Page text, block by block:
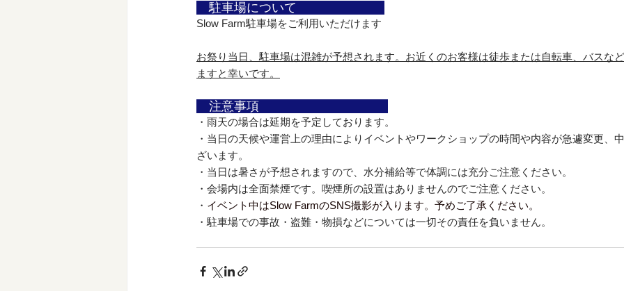
駐車場について
Slow Farm駐車場をご利用いただけます
お祭り当日、駐車場は混雑が予想されます。お近くのお客様は徒歩または自転車、バスな
ますと幸いです。
注意事項
・雨天の場合は延期を予定しております。
・当日の天候や運営上の理由によりイベントやワークショップの時間や内容が急遽変更、
ざいます。
・当日は暑さが予想されますので、水分補給等で体調には充分ご注意ください。
・会場内は全面禁煙です。喫煙所の設置はありませんのでご注意ください。
・ イベント中はSlow FarmのSNS撮影が入ります。予めご了承ください。
・駐車場での事故・盗難・物損などについては一切その責任を負いません。